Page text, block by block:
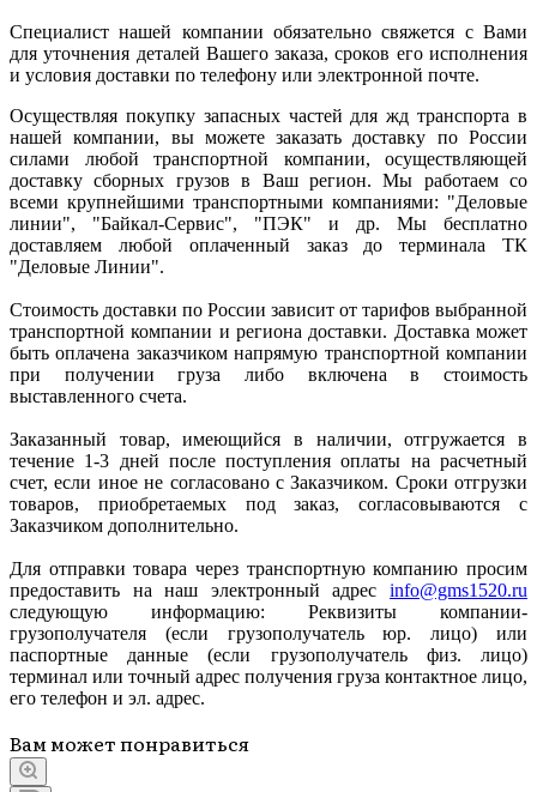
Специалист нашей компании обязательно свяжется с Вами
для уточнения деталей Вашего заказа, сроков его исполнения
и условия доставки по телефону или электронной почте.
Осуществляя покупку запасных частей для жд транспорта в
нашей компании, вы можете заказать доставку по России
силами любой транспортной компании, осуществляющей
доставку сборных грузов в Ваш регион. Мы работаем со
всеми крупнейшими транспортными компаниями: "Деловые
линии", "Байкал-Сервис", "ПЭК" и др. Мы бесплатно
доставляем любой оплаченный заказ до терминала ТК
"Деловые Линии".
Стоимость доставки по России зависит от тарифов выбранной
транспортной компании и региона доставки. Доставка может
быть оплачена заказчиком напрямую транспортной компании
при получении груза либо включена в стоимость
выставленного счета.
Заказанный товар, имеющийся в наличии, отгружается в
течение 1-3 дней после поступления оплаты на расчетный
счет, если иное не согласовано с Заказчиком. Сроки отгрузки
товаров, приобретаемых под заказ, согласовываются с
Заказчиком дополнительно.
Для отправки товара через транспортную компанию просим
предоставить на наш электронный адрес info@gms1520.ru
следующую информацию: Реквизиты компании-
грузополучателя (если грузополучатель юр. лицо) или
паспортные данные (если грузополучатель физ. лицо)
терминал или точный адрес получения груза контактное лицо,
его телефон и эл. адрес.
Вам может понравиться